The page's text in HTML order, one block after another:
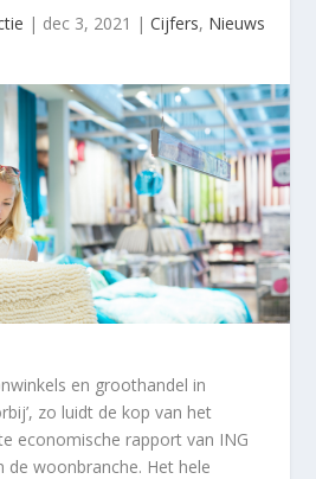
| dec 3, 2021 | Cijfers, Nieuws
en groothandel in
zo luidt de kop van het
economische rapport van ING
woonbranche. Het hele